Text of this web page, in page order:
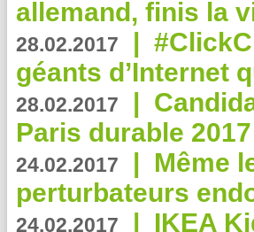
allemand, finis la
28.02.2017 |
géants d’Internet
28.02.2017 |
Paris durable
24.02.2017 | Même
perturbateurs
24.02.2017 | IKEA